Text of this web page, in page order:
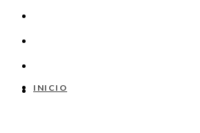
INICIO